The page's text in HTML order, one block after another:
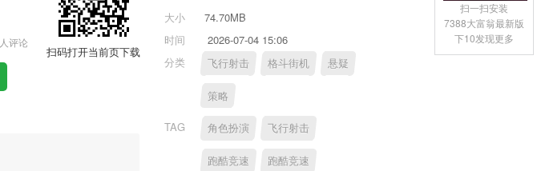
人评论
扫码打开当前页下载
大小
74.70MB
时间
2026-07-04 15:06
分类
飞行射击 格斗街机 悬疑
策略
TAG 角色扮演 飞行射击
跑酷竞速 跑酷竞速
扫一扫安装
7388大富翁最新版
下10发现更多